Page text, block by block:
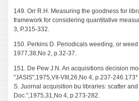
149. Orr R.H. Measuring the goodness for
framework for considering quantitative
3, P.315-332.
150. Perkins D. Periodicals weeding, or
1977,38,No 2, p.32-37.
151. De Pew J.N. An acquisitions decision
"JASIS",1975,VII-VIII,26,No 4, p.237-
S. Juornal acquisition bu libraries: scatter
Doc.",1975,31,No 4, p.273-282.